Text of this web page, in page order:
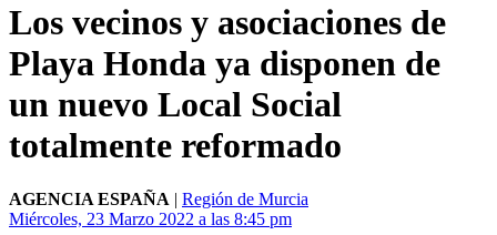
Los vecinos y asociaciones de
Playa Honda ya disponen de
un nuevo Local Social
totalmente reformado
AGENCIA ESPAÑA | Región de Murcia
Miércoles, 23 Marzo 2022 a las 8:45 pm